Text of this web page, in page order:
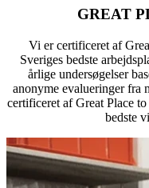
GREAT
Vi er certificeret af
Sveriges bedste
årlige undersøgelser
anonyme evalueringer fra
certificeret af Great Place
bedste